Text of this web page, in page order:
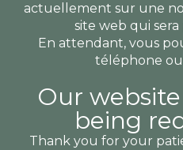
actuellement sur une
site web qui
En attendant, vous
téléphone
Our
being
Thank you for your